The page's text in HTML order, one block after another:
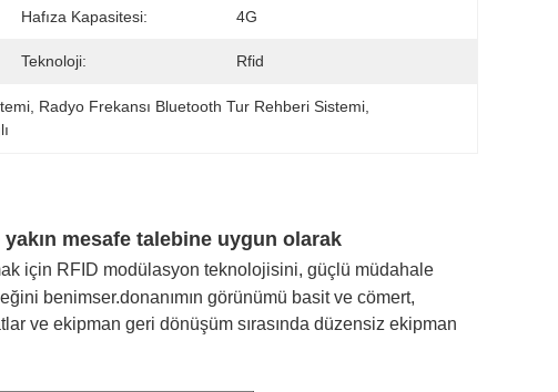
Hafıza Kapasitesi: 4G
Teknoloji: Rfid
Radyo Frekansı Bluetooth Tur Rehberi Sistemi
mesafe talebine uygun olarak
için RFID modülasyon teknolojisini, güçlü müdahale
benimser.donanımın görünümü basit ve cömert,
ve ekipman geri dönüşüm sırasında düzensiz ekipman